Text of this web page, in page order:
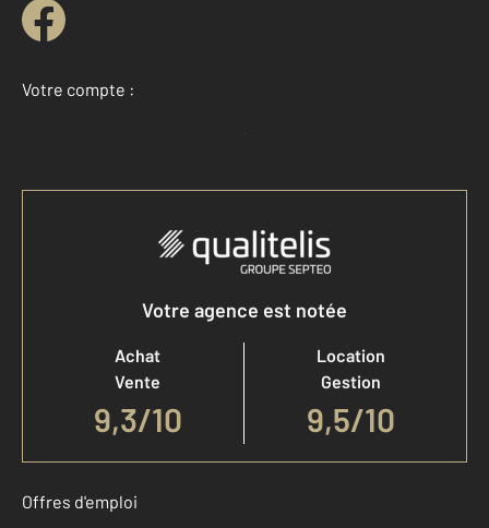
Votre compte :
Accéder à mon compte
Votre agence est notée
Achat
Vente
9,3/10
Location
Gestion
9,5/10
Offres d'emploi